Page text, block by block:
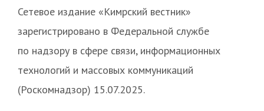
Сетевое издание «Кимрский вестник»
зарегистрировано в Федеральной службе
по надзору в сфере связи, информационных
технологий и массовых коммуникаций
(Роскомнадзор) 15.07.2025.